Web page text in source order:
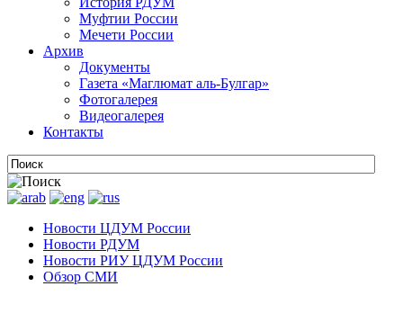
Муфтии России
Мечети России
Архив
Документы
Газета «Маглюмат аль-Булгар»
Фотогалерея
Видеогалерея
Контакты
Новости ЦДУМ России
Новости РДУМ
Новости РИУ ЦДУМ России
Обзор СМИ